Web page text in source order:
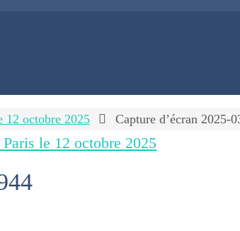
12 octobre 2025 Capture d’écran 2025-
le 12 octobre 2025